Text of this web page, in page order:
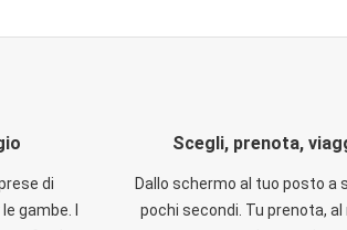
di
gambe. I
Scegli, prenota,
Dallo schermo al tuo posto a
pochi secondi. Tu prenota,